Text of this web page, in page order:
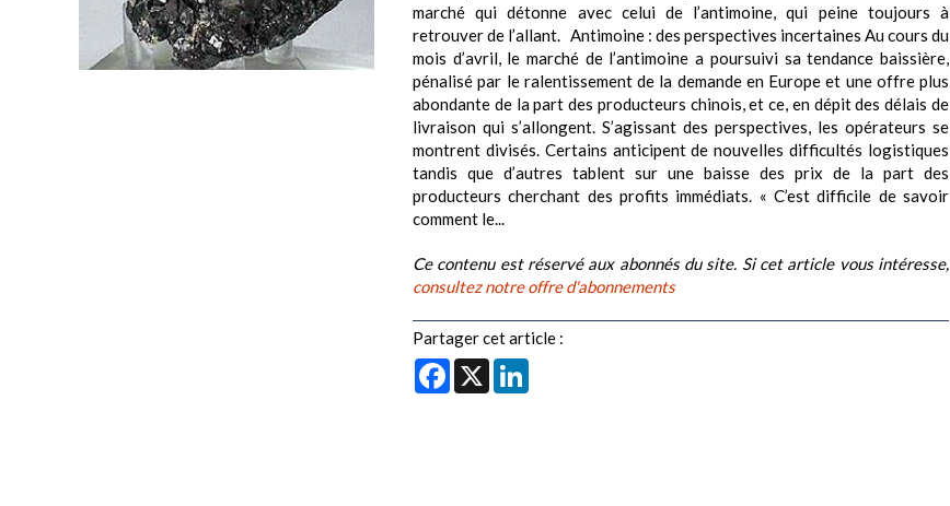
marché qui détonne avec celui de l’antimoine, qui peine toujours à
retrouver de l’allant. Antimoine : des perspectives incertaines Au cours du
mois d’avril, le marché de l’antimoine a poursuivi sa tendance baissière,
pénalisé par le ralentissement de la demande en Europe et une offre plus
abondante de la part des producteurs chinois, et ce, en dépit des délais de
livraison qui s’allongent. S’agissant des perspectives, les opérateurs se
montrent divisés. Certains anticipent de nouvelles difficultés logistiques
tandis que d’autres tablent sur une baisse des prix de la part des
producteurs cherchant des profits immédiats. « C’est difficile de savoir
comment le...
Ce contenu est réservé aux abonnés du site. Si cet article vous intéresse,
consultez notre offre d'abonnements
Partager cet article :
Facebook
X